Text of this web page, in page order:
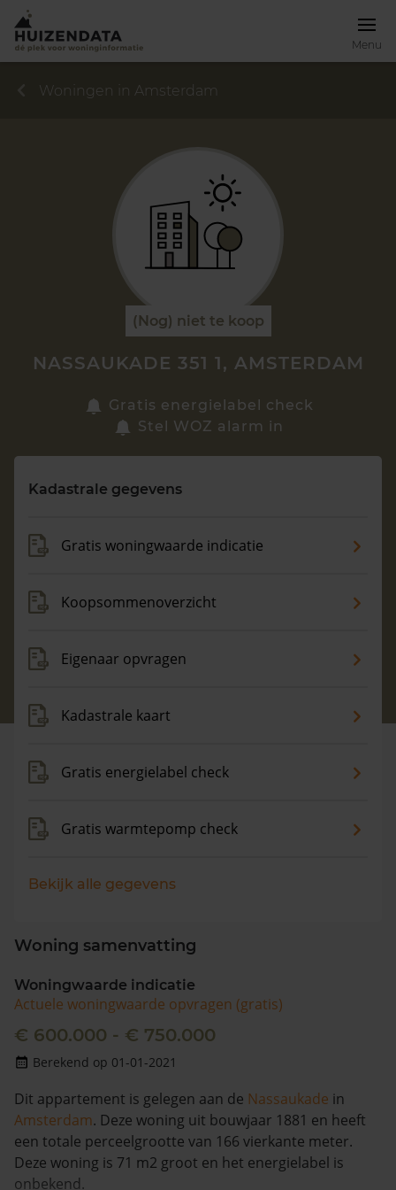
Menu
Zoek een woning
Maandag t/m vrijdag - 08:00 -18:00
Woningen in Amsterdam
(Nog) niet te koop
NASSAUKADE 351 1, AMSTERDAM
Gratis energielabel check
Stel WOZ alarm in
Kadastrale gegevens
Gratis woningwaarde indicatie
Koopsommenoverzicht
Eigenaar opvragen
Kadastrale kaart
Gratis energielabel check
Gratis warmtepomp check
Bekijk alle gegevens
Woning samenvatting
Woningwaarde indicatie
Actuele woningwaarde opvragen (gratis)
€ 600.000 - € 750.000
Berekend op 01-01-2021
Dit appartement is gelegen aan de Nassaukade in
Amsterdam. Deze woning uit bouwjaar 1881 en heeft
een totale perceelgrootte van 166 vierkante meter.
Deze woning is 71 m2 groot en het energielabel is
onbekend.